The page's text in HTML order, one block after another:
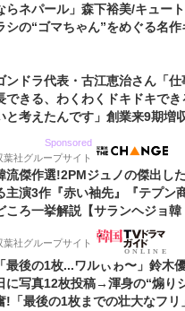
らネパール」森下裕美/キュー
シの“ゴマちゃん”をめぐる名
ンドラ代表・古江恵治さん「
できる、わくわくドキドキでき
と考えたんです」創業来9期増
Sponsored
葉社グループサイト
流傑作選!2PMジュノの傑出し
主演3作『赤い袖先』『テプン
ころ一挙解説【サランヘジョ韓
葉社グループサイト
「最後の1枚...ワルぃゎ〜」鈴木
に写真12枚投稿→渾身の“煽り
!「最後の1枚までの壮大なフリ